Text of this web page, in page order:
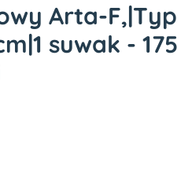
Arta-F,|Typ
suwak - 175